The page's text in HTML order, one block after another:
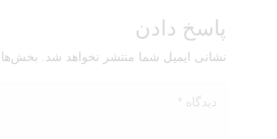
پاسخ دادن
نشانی ایمیل شما منتشر نخواهد شد.